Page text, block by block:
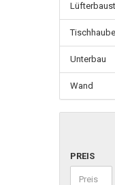
Unterbau
Wand
PREIS